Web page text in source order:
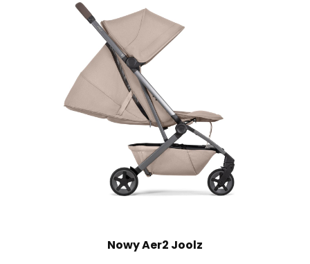
Nowy Aer2 Joolz